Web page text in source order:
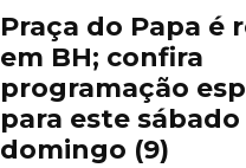
Praça do Papa é
em BH; confira
programação
para este sábado
domingo (9)